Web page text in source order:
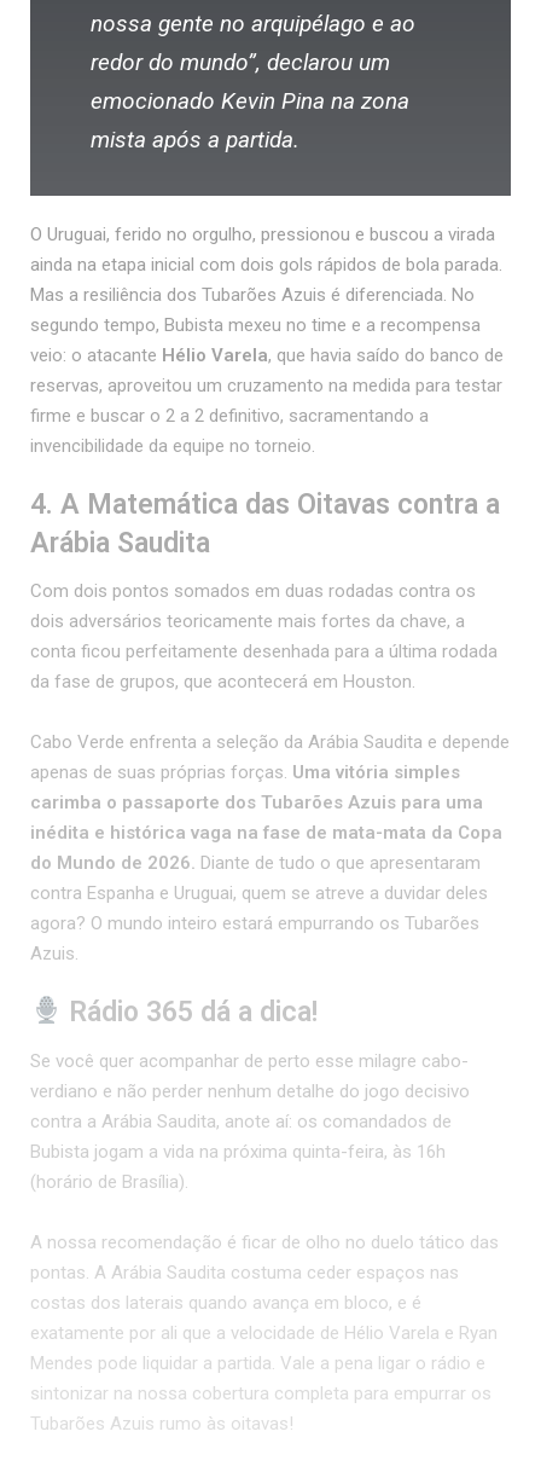
nossa gente no arquipélago e ao
redor do mundo”, declarou um
emocionado Kevin Pina na zona
mista após a partida.
O Uruguai, ferido no orgulho, pressionou e buscou a virada
ainda na etapa inicial com dois gols rápidos de bola parada.
Mas a resiliência dos Tubarões Azuis é diferenciada. No
segundo tempo, Bubista mexeu no time e a recompensa
veio: o atacante Hélio Varela, que havia saído do banco de
reservas, aproveitou um cruzamento na medida para testar
firme e buscar o 2 a 2 definitivo, sacramentando a
invencibilidade da equipe no torneio.
4. A Matemática das Oitavas contra a
Arábia Saudita
Com dois pontos somados em duas rodadas contra os
dois adversários teoricamente mais fortes da chave, a
conta ficou perfeitamente desenhada para a última rodada
da fase de grupos, que acontecerá em Houston.
Cabo Verde enfrenta a seleção da Arábia Saudita e depende
apenas de suas próprias forças. Uma vitória simples
carimba o passaporte dos Tubarões Azuis para uma
inédita e histórica vaga na fase de mata-mata da Copa
do Mundo de 2026. Diante de tudo o que apresentaram
contra Espanha e Uruguai, quem se atreve a duvidar deles
agora? O mundo inteiro estará empurrando os Tubarões
Azuis.
Rádio 365 dá a dica!
Se você quer acompanhar de perto esse milagre cabo-
verdiano e não perder nenhum detalhe do jogo decisivo
contra a Arábia Saudita, anote aí: os comandados de
Bubista jogam a vida na próxima quinta-feira, às 16h
(horário de Brasília).
A nossa recomendação é ficar de olho no duelo tático das
pontas. A Arábia Saudita costuma ceder espaços nas
costas dos laterais quando avança em bloco, e é
exatamente por ali que a velocidade de Hélio Varela e Ryan
Mendes pode liquidar a partida. Vale a pena ligar o rádio e
sintonizar na nossa cobertura completa para empurrar os
Tubarões Azuis rumo às oitavas!